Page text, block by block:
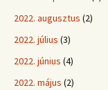
2022. augusztus (2)
2022. július (3)
2022. június (4)
2022. május (2)